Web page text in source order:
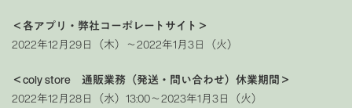
＜各アプリ・弊社コーポレートサイト＞
2022年12月29日（木）〜2022年1月3日（火）
＜coly store 通販業務（発送・問い合わせ）休業期間＞
2022年12月28日（水）13:00〜2023年1月3日（火）